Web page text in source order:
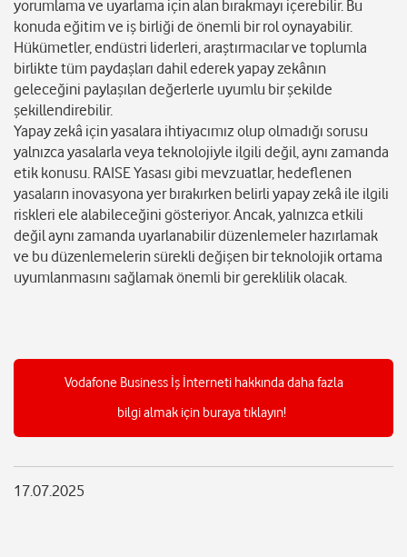
yorumlama ve uyarlama için alan bırakmayı içerebilir. Bu
konuda eğitim ve iş birliği de önemli bir rol oynayabilir.
Hükümetler, endüstri liderleri, araştırmacılar ve toplumla
birlikte tüm paydaşları dahil ederek yapay zekânın
geleceğini paylaşılan değerlerle uyumlu bir şekilde
şekillendirebilir.
Yapay zekâ için yasalara ihtiyacımız olup olmadığı sorusu
yalnızca yasalarla veya teknolojiyle ilgili değil, aynı zamanda
etik konusu. RAISE Yasası gibi mevzuatlar, hedeflenen
yasaların inovasyona yer bırakırken belirli yapay zekâ ile ilgili
riskleri ele alabileceğini gösteriyor. Ancak, yalnızca etkili
değil aynı zamanda uyarlanabilir düzenlemeler hazırlamak
ve bu düzenlemelerin sürekli değişen bir teknolojik ortama
uyumlanmasını sağlamak önemli bir gereklilik olacak.
Vodafone Business İş İnterneti hakkında daha fazla
bilgi almak için buraya tıklayın!
17.07.2025